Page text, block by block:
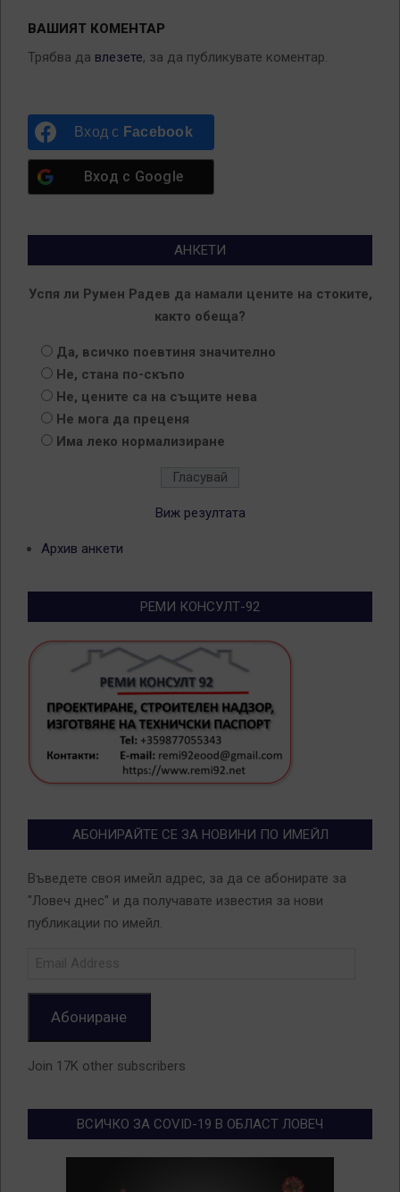
ВАШИЯТ КОМЕНТАР
Трябва да влезете, за да публикувате коментар.
Вход с Facebook
Вход с Google
АНКЕТИ
Успя ли Румен Радев да намали цените на стоките,
както обеща?
Да, всичко поевтиня значително
Не, стана по-скъпо
Не, цените са на същите нева
Не мога да преценя
Има леко нормализиране
Виж резултата
Архив анкети
РЕМИ КОНСУЛТ-92
АБОНИРАЙТЕ СЕ ЗА НОВИНИ ПО ИМЕЙЛ
Въведете своя имейл адрес, за да се абонирате за
"Ловеч днес" и да получавате известия за нови
публикации по имейл.
Абониране
Join 17K other subscribers
ВСИЧКО ЗА COVID-19 В ОБЛАСТ ЛОВЕЧ